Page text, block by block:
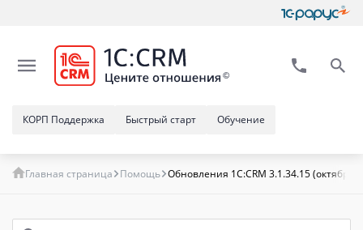
Обучение
Быстрый старт
КОРП Поддержка
Главная страница Помощь Обновления 1C:CRM 3.1.34.15